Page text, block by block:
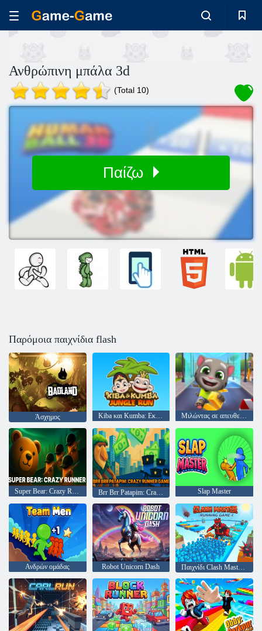
Ανθρώπινη μπάλα 3d
(Total 10)
Παίζω
Παρόμοια παιχνίδια flash
Άσχημος Kiba και Kumba: Εκτέλεση ζούγκλας Μιλώντας σε απευθείας σύνδεση χρυσό σε απευθείας σύνδεση
Super Bear: Crazy Runner Brr Brr Patapim: Crazy Runner Game Slap Master
Ανδρών ομάδας Robot Unicorn Dash Παιχνίδι Clash Master Running